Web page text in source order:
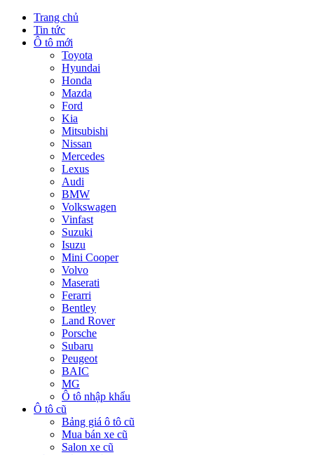
Trang chủ
Tin tức
Ô tô mới
Toyota
Hyundai
Honda
Mazda
Ford
Kia
Mitsubishi
Nissan
Mercedes
Lexus
Audi
BMW
Volkswagen
Vinfast
Suzuki
Isuzu
Mini Cooper
Volvo
Maserati
Ferarri
Bentley
Land Rover
Porsche
Subaru
Peugeot
BAIC
MG
Ô tô nhập khẩu
Ô tô cũ
Bảng giá ô tô cũ
Mua bán xe cũ
Salon xe cũ